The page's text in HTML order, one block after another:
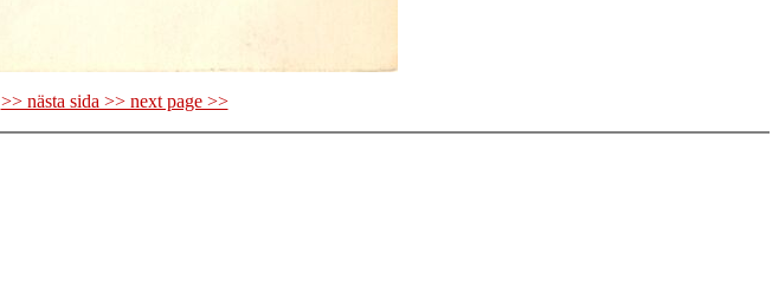
>> nästa sida >> next page >>